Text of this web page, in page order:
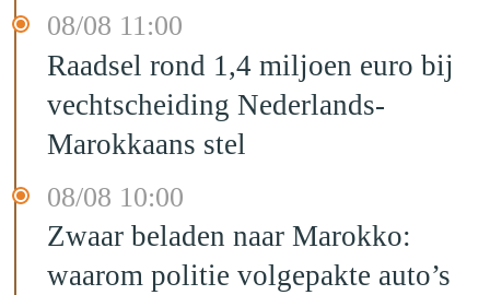
08/08 11:00
Raadsel rond 1,4 miljoen euro bij
vechtscheiding Nederlands-
Marokkaans stel
08/08 10:00
Zwaar beladen naar Marokko:
waarom politie volgepakte auto’s